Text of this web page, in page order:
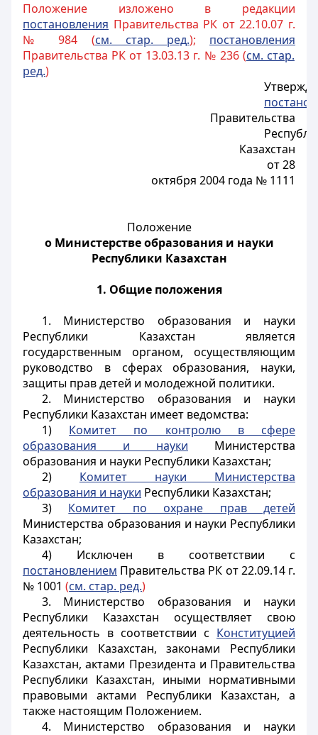
Положение изложено в редакции
постановления Правительства РК от 22.10.07 г.
№ 984 (см. стар. ред.); постановления
Правительства РК от 13.03.13 г. № 236 (см. стар.
ред.)
Правительства
Казахстан
от 28
октября 2004 года № 1111
Положение
о Министерстве образования и науки
Республики Казахстан
1. Общие положения
1. Министерство образования и науки
Республики Казахстан является
государственным органом, осуществляющим
руководство в сферах образования, науки,
защиты прав детей и молодежной политики.
2. Министерство образования и науки
Республики Казахстан имеет ведомства:
1) Комитет по контролю в сфере
образования и науки Министерства
образования и науки Республики Казахстан;
2) Комитет науки Министерства
образования и науки Республики Казахстан;
3) Комитет по охране прав детей
Министерства образования и науки Республики
Казахстан;
4) Исключен в соответствии с
постановлением Правительства РК от 22.09.14 г.
№ 1001 (см. стар. ред.)
3. Министерство образования и науки
Республики Казахстан осуществляет свою
деятельность в соответствии с Конституцией
Республики Казахстан, законами Республики
Казахстан, актами Президента и Правительства
Республики Казахстан, иными нормативными
правовыми актами Республики Казахстан, а
также настоящим Положением.
4. Министерство образования и науки